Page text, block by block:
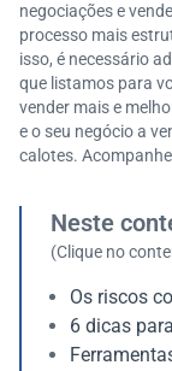
negociações e
processo mais
isso, é necessário
que listamos para
vender mais e
e o seu negócio a
calotes.
Neste
(Clique no
Os riscos
6 dicas